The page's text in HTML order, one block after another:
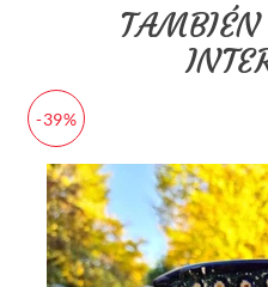
TAMBIÉN
-39%